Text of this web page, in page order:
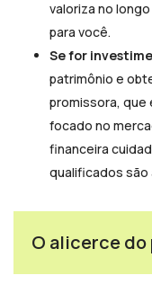
valoriza no
para você.
Se for
patrimônio e
promissora, que
focado no
financeira
qualificados são
O alicerce